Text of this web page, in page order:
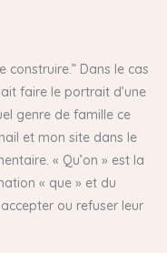
Dans le cas
faire le portrait d’une
genre de famille ce
et mon site dans le
« Qu’on » est la
« que » et du
ou refuser leur